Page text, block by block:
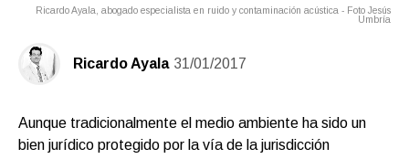
Ricardo Ayala, abogado especialista en ruido y contaminación acústica - Foto Jesús
Umbría
Ricardo Ayala 31/01/2017
Aunque tradicionalmente el medio ambiente ha sido un
bien jurídico protegido por la vía de la jurisdicción